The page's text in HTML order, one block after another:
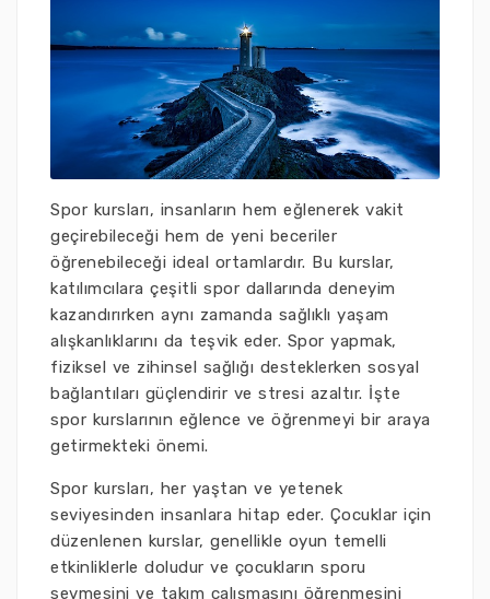
Spor kursları, insanların hem eğlenerek vakit
geçirebileceği hem de yeni beceriler
öğrenebileceği ideal ortamlardır. Bu kurslar,
katılımcılara çeşitli spor dallarında deneyim
kazandırırken aynı zamanda sağlıklı yaşam
alışkanlıklarını da teşvik eder. Spor yapmak,
fiziksel ve zihinsel sağlığı desteklerken sosyal
bağlantıları güçlendirir ve stresi azaltır. İşte
spor kurslarının eğlence ve öğrenmeyi bir araya
getirmekteki önemi.
Spor kursları, her yaştan ve yetenek
seviyesinden insanlara hitap eder. Çocuklar için
düzenlenen kurslar, genellikle oyun temelli
etkinliklerle doludur ve çocukların sporu
sevmesini ve takım çalışmasını öğrenmesini